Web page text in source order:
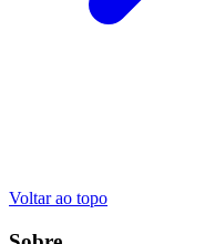
Voltar ao topo